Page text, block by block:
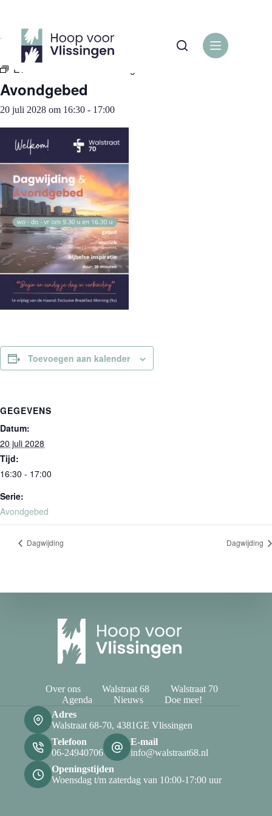
inhoud
« Alle Evenementen
Evenementenreeks:
Avondgebed
20 juli 2028 om 16:30 - 17:00
Toevoegen aan kalender
GEGEVENS
Datum:
20 juli 2028
Tijd:
16:30 - 17:00
Serie:
Avondgebed
Dagwijding Dagwijding
Over ons Walstraat 68
Walstraat 70
Agenda
Nieuws
Doe mee!
Adres
Walstraat 68-70, 4381GE Vlissingen
Telefoon
06-24940706
E-mail
info@walstraat68.nl
Openingstijden
Woensdag t/m zaterdag van 10:00-17:00 uur